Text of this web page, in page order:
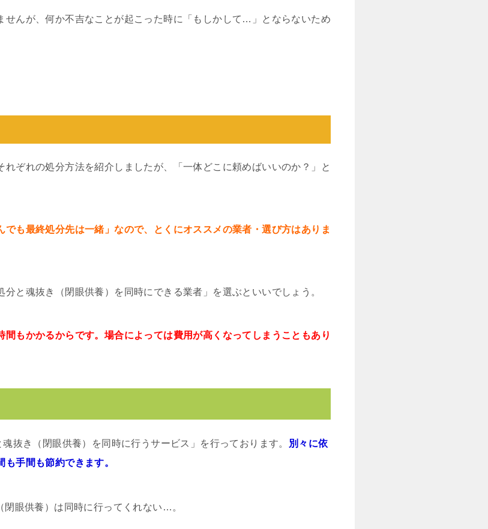
せんが、何か不吉なことが起こった時に「もしかして…」とならないため
ぞれの処分方法を紹介しましたが、「一体どこに頼めばいいのか？」と
でも最終処分先は一緒」なので、とくにオススメの業者・選び方はありま
と魂抜き（閉眼供養）を同時にできる業者」を選ぶといいでしょう。
間もかかるからです。場合によっては費用が高くなってしまうこともあり
抜き（閉眼供養）を同時に行うサービス」を行っております。
別々に依
手間も節約できます。
眼供養）は同時に行ってくれない…。